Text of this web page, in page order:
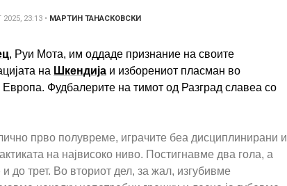
23:13• МАРТИН ТАНАСКОВСКИ
, Руи Мота, им оддаде признание на своите
на Шкендија и изборениот пласман во
Фудбалерите на тимот од Разград славеа со
прво полувреме, играчите беа дисциплинирани и
на највисоко ниво. Постигнавме два гола, а
до трет. Во вториот дел, за жал, изгубивме